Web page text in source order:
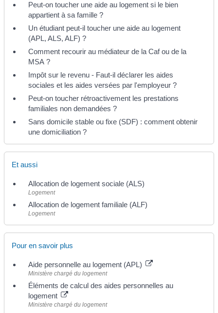
Peut-on toucher une aide au logement si le bien
appartient à sa famille ?
Un étudiant peut-il toucher une aide au logement
(APL, ALS, ALF) ?
Comment recourir au médiateur de la Caf ou de la
MSA ?
Impôt sur le revenu - Faut-il déclarer les aides
sociales et les aides versées par l'employeur ?
Peut-on toucher rétroactivement les prestations
familiales non demandées ?
Sans domicile stable ou fixe (SDF) : comment obtenir
une domiciliation ?
Et aussi
Allocation de logement sociale (ALS)
Logement
Allocation de logement familiale (ALF)
Logement
Pour en savoir plus
Aide personnelle au logement (APL)
Ministère chargé du logement
Éléments de calcul des aides personnelles au
logement
Ministère chargé du logement